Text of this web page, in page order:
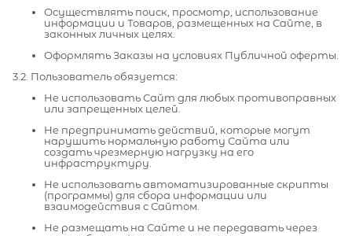
Осуществлять поиск, просмотр, использование
информации и Товаров, размещенных на Сайте, в
законных личных целях.
Оформлять Заказы на условиях Публичной оферты.
3.2. Пользователь обязуется:
Не использовать Сайт для любых противоправных
или запрещенных целей.
Не предпринимать действий, которые могут
нарушить нормальную работу Сайта или
создать чрезмерную нагрузку на его
инфраструктуру.
Не использовать автоматизированные скрипты
(программы) для сбора информации или
взаимодействия с Сайтом.
Не размещать на Сайте и не передавать через